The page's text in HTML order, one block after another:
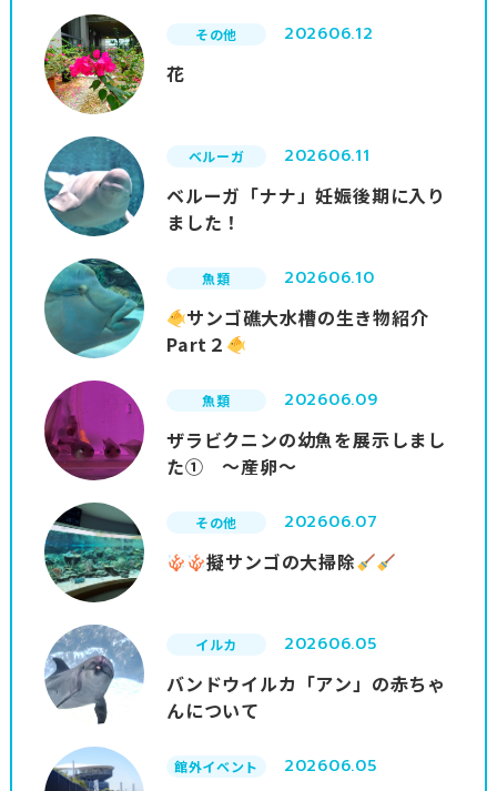
その他 202606.12
花
ベルーガ 202606.11
ベルーガ「ナナ」妊娠後期に入り
ました！
魚類 202606.10
サンゴ礁大水槽の生き物紹介
Part２
魚類 202606.09
ザラビクニンの幼魚を展示しまし
た① ～産卵～
その他 202606.07
擬サンゴの大掃除
イルカ 202606.05
バンドウイルカ「アン」の赤ちゃ
んについて
館外イベント 202606.05